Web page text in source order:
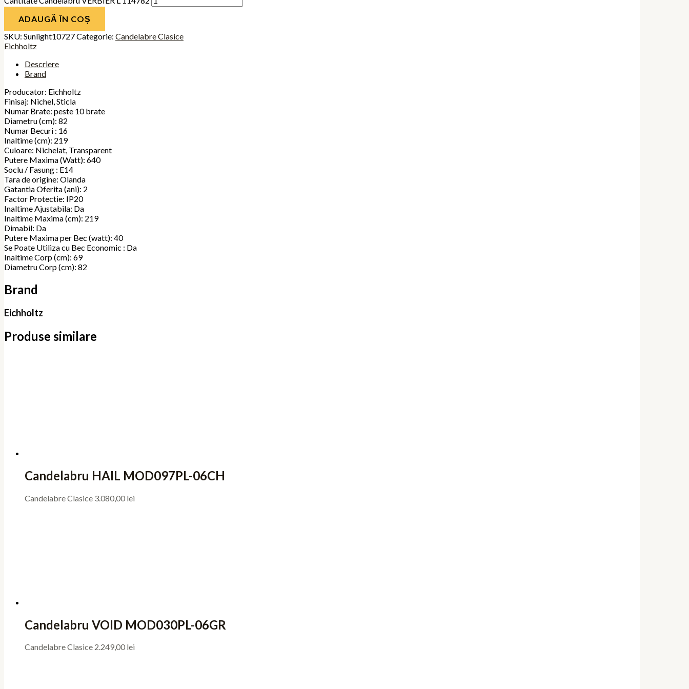
ADAUGĂ ÎN COȘ
SKU: Sunlight10727Categorie: Candelabre Clasice
Eichholtz
Descriere
Brand
Producator: Eichholtz
Finisaj: Nichel, Sticla
Numar Brate: peste 10 brate
Diametru (cm): 82
Numar Becuri : 16
Inaltime (cm): 219
Culoare: Nichelat, Transparent
Putere Maxima (Watt): 640
Soclu / Fasung : E14
Tara de origine: Olanda
Gatantia Oferita (ani): 2
Factor Protectie: IP20
Inaltime Ajustabila: Da
Inaltime Maxima (cm): 219
Dimabil: Da
Putere Maxima per Bec (watt): 40
Se Poate Utiliza cu Bec Economic : Da
Inaltime Corp (cm): 69
Diametru Corp (cm): 82
Brand
Eichholtz
Produse similare
Candelabru HAIL MOD097PL-06CH
Candelabre Clasice 3.080,00 lei
Candelabru VOID MOD030PL-06GR
Candelabre Clasice 2.249,00 lei